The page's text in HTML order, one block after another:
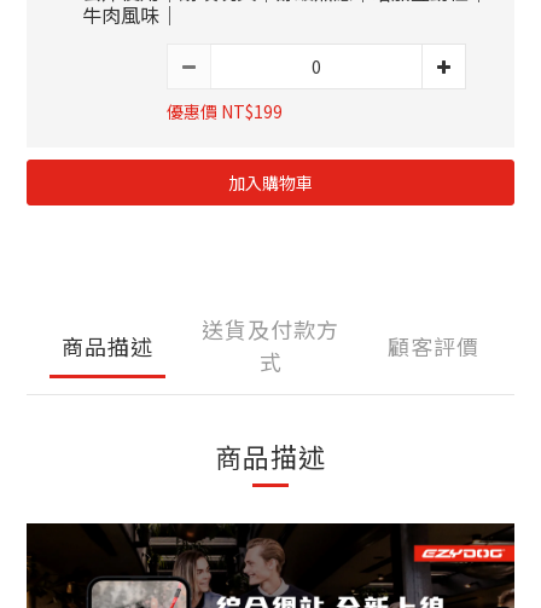
牛肉風味｜
優惠價 NT$199
加入購物車
商品描述
送貨及付款方
式
顧客評價
商品描述